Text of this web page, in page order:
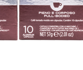
그
라
운